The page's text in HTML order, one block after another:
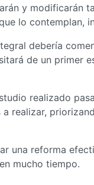
y modificarán
lo contemplan,
debería
de un primer
realizado
realizar,
una reforma
mucho tiempo.